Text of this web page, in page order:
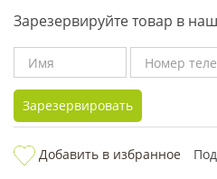
Зарезервируйте товар в
Зарезервировать
Добавить в избранное